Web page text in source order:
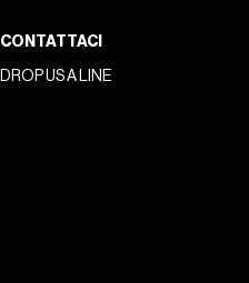
CONTATTACI
DROP US A LINE